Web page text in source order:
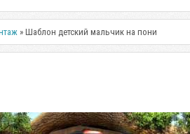
» Шаблон детский мальчик на пони